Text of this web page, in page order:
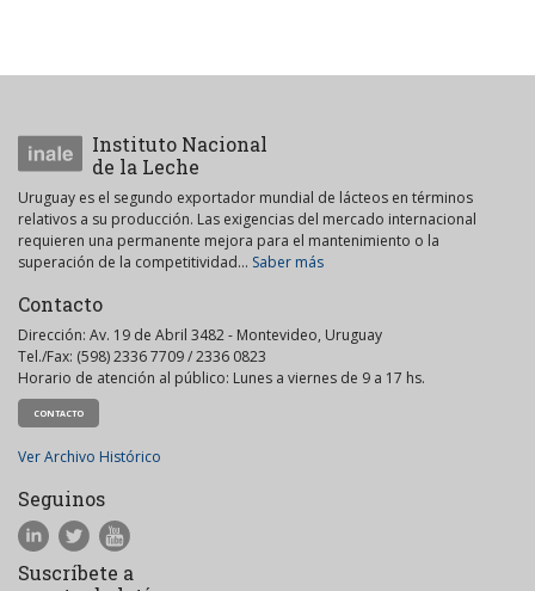
Instituto Nacional
de la Leche
Uruguay es el segundo exportador mundial de lácteos en términos
relativos a su producción. Las exigencias del mercado internacional
requieren una permanente mejora para el mantenimiento o la
superación de la competitividad... Saber más
Contacto
Dirección: Av. 19 de Abril 3482 - Montevideo, Uruguay
Tel./Fax: (598) 2336 7709 / 2336 0823
Horario de atención al público: Lunes a viernes de 9 a 17 hs.
CONTACTO
Ver Archivo Histórico
Seguinos
Suscríbete a